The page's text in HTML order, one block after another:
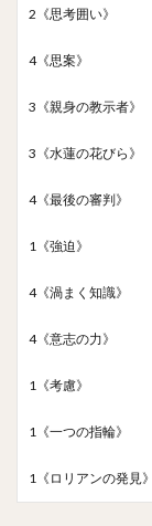
2《思考囲い》
4《思案》
3《親身の教示者》
3《水蓮の花びら》
4《最後の審判》
1《強迫》
4《渦まく知識》
4《意志の力》
1《考慮》
1《一つの指輪》
1《ロリアンの発見》